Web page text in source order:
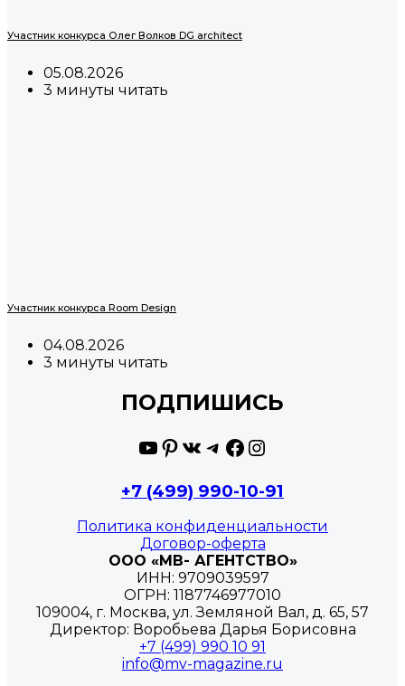
Участник конкурса Олег Волков DG architect
05.08.2026
3 минуты читать
Участник конкурса Room Design
04.08.2026
3 минуты читать
ПОДПИШИСЬ
YouTube
Pinterest
ВКонтакте
Telegram
Facebook
Instagram
+7 (499) 990-10-91
Политика конфиденциальности
Договор-оферта
ООО «МВ- АГЕНТСТВО»
ИНН: 9709039597
ОГРН: 1187746977010
109004, г. Москва, ул. Земляной Вал, д. 65, 57
Директор: Воробьева Дарья Борисовна
+7 (499) 990 10 91
info@mv-magazine.ru